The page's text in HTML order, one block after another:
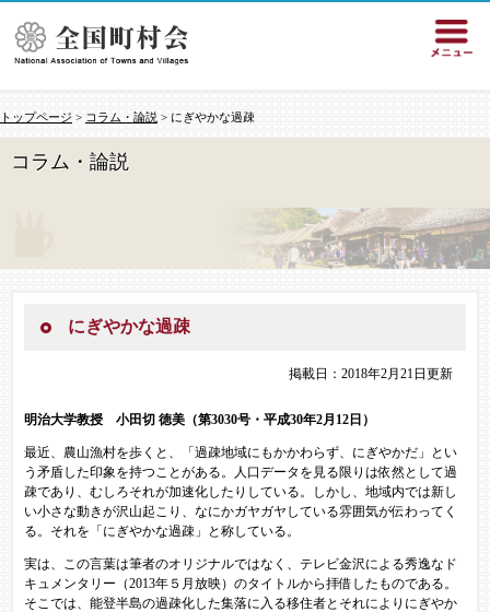
トップページ > コラム・論説 > にぎやかな過疎
コラム・論説
にぎやかな過疎
掲載日：2018年2月21日更新
明治大学教授 小田切 徳美 （第3030号・平成30年2月12日）
最近、農山漁村を歩くと、「過疎地域にもかかわらず、にぎやかだ」とい
う矛盾した印象を持つことがある。人口データを見る限りは依然として過
疎であり、むしろそれが加速化したりしている。しかし、地域内では新し
い小さな動きが沢山起こり、なにかガヤガヤしている雰囲気が伝わってく
る。それを「にぎやかな過疎」と称している。
実は、この言葉は筆者のオリジナルではなく、テレビ金沢による秀逸なド
キュメンタリー（2013年５月放映）のタイトルから拝借したものである。
そこでは、能登半島の過疎化した集落に入る移住者とそれによりにぎやか